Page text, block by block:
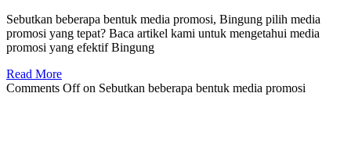
Sebutkan beberapa bentuk media promosi, Bingung pilih media
promosi yang tepat? Baca artikel kami untuk mengetahui media
promosi yang efektif Bingung
Read More
Comments Offon Sebutkan beberapa bentuk media promosi